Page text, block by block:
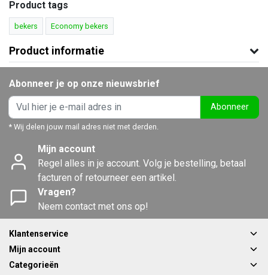
Product tags
bekers Economy bekers
Product informatie
Abonneer je op onze nieuwsbrief
Abonneer
* Wij delen jouw mail adres niet met derden.
Mijn account
Regel alles in je account. Volg je bestelling, betaal
facturen of retourneer een artikel.
Vragen?
Neem contact met ons op!
Klantenservice
Mijn account
Categorieën